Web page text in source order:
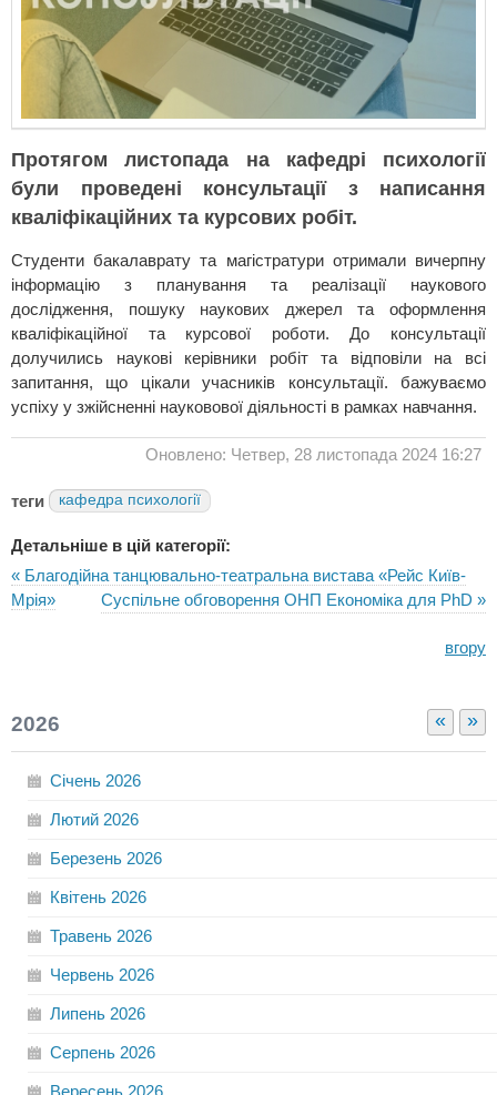
Протягом листопада на кафедрі психології
були проведені консультації з написання
кваліфікаційних та курсових робіт.
Студенти бакалаврату та магістратури отримали вичерпну
інформацію з планування та реалізації наукового
дослідження, пошуку наукових джерел та оформлення
кваліфікаційної та курсової роботи. До консультації
долучились наукові керівники робіт та відповіли на всі
запитання, що цікали учасників консультації. бажуваємо
успіху у зжійсненні науковової діяльності в рамках навчання.
Оновлено: Четвер, 28 листопада 2024 16:27
теги кафедра психології
Детальніше в цій категорії:
« Благодійна танцювально-театральна вистава «Рейс Київ-
Мрія»
Суспільне обговорення ОНП Економіка для PhD »
вгору
« »
2026
Січень 2026
Лютий 2026
Березень 2026
Квітень 2026
Травень 2026
Червень 2026
Липень 2026
Серпень 2026
Вересень 2026